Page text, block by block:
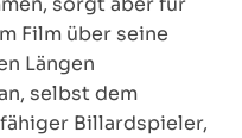
Film über seine
Längen
selbst dem
Billardspieler,